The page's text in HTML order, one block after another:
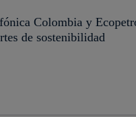
Colombia y
de sostenibilidad